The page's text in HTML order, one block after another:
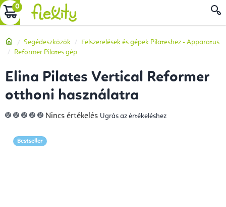
Ugrás
a
tartalomhoz
KOSÁR
Kezdőlap
Segédeszközök
Felszerelések és gépek Pilateshez - Apparatus
Reformer Pilates gép
Elina Pilates Vertical Reformer
otthoni használatra
A
termék
5-
ből
Nincs értékelés Ugrás az értékeléshez
Bestseller